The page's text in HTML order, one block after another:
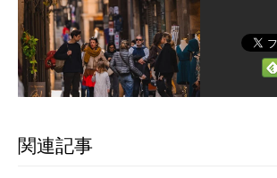
関連記事